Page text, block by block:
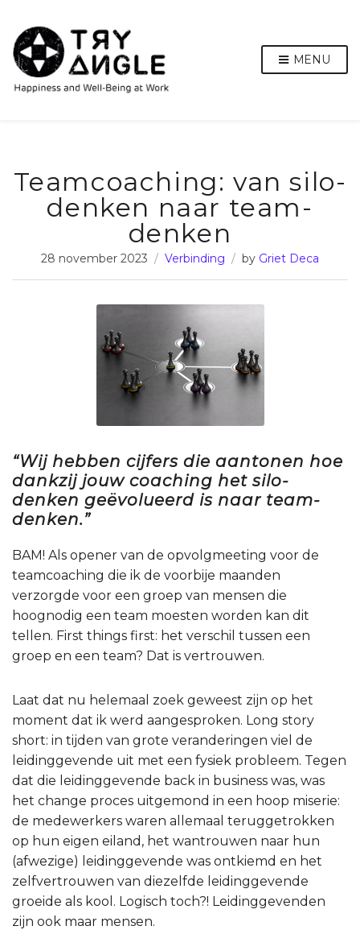
MENU
Teamcoaching: van silo-
denken naar team-
denken
28 november 2023 Verbinding by Griet Deca
“Wij hebben cijfers die aantonen hoe
dankzij jouw coaching het silo-
denken geëvolueerd is naar team-
denken.”
BAM! Als opener van de opvolgmeeting voor de
teamcoaching die ik de voorbije maanden
verzorgde voor een groep van mensen die
hoognodig een team moesten worden kan dit
tellen. First things first: het verschil tussen een
groep en een team? Dat is vertrouwen.
Laat dat nu helemaal zoek geweest zijn op het
moment dat ik werd aangesproken. Long story
short: in tijden van grote veranderingen viel de
leidinggevende uit met een fysiek probleem. Tegen
dat die leidinggevende back in business was, was
het change proces uitgemond in een hoop miserie:
de medewerkers waren allemaal teruggetrokken
op hun eigen eiland, het wantrouwen naar hun
(afwezige) leidinggevende was ontkiemd en het
zelfvertrouwen van diezelfde leidinggevende
groeide als kool. Logisch toch?! Leidinggevenden
zijn ook maar mensen.